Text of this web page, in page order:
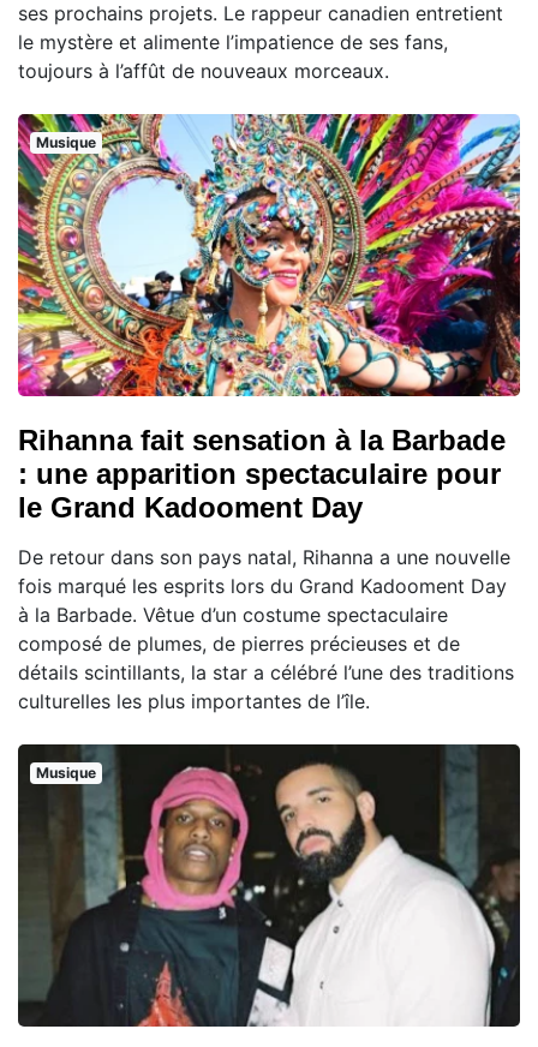
ses prochains projets. Le rappeur canadien entretient
le mystère et alimente l’impatience de ses fans,
toujours à l’affût de nouveaux morceaux.
Musique
Rihanna fait sensation à la Barbade
: une apparition spectaculaire pour
le Grand Kadooment Day
De retour dans son pays natal, Rihanna a une nouvelle
fois marqué les esprits lors du Grand Kadooment Day
à la Barbade. Vêtue d’un costume spectaculaire
composé de plumes, de pierres précieuses et de
détails scintillants, la star a célébré l’une des traditions
culturelles les plus importantes de l’île.
Musique